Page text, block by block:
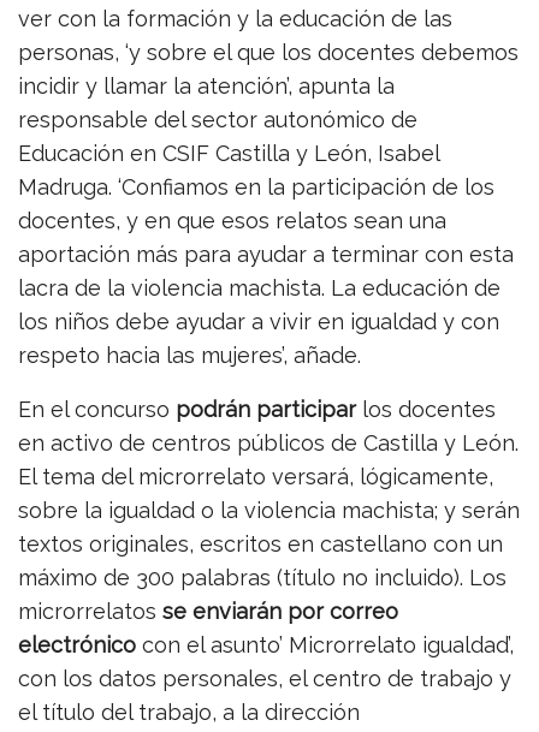
ver con la formación y la educación de las
personas, ‘y sobre el que los docentes debemos
incidir y llamar la atención’, apunta la
responsable del sector autonómico de
Educación en CSIF Castilla y León, Isabel
Madruga. ‘Confiamos en la participación de los
docentes, y en que esos relatos sean una
aportación más para ayudar a terminar con esta
lacra de la violencia machista. La educación de
los niños debe ayudar a vivir en igualdad y con
respeto hacia las mujeres’, añade.
En el concurso podrán participarlos docentes
en activo de centros públicos de Castilla y León.
El tema del microrrelato versará, lógicamente,
sobre la igualdad o la violencia machista; y serán
textos originales, escritos en castellano con un
máximo de 300 palabras (título no incluido). Los
microrrelatos se enviarán por correo
electrónico con el asunto’ Microrrelato igualdad’,
con los datos personales, el centro de trabajo y
el título del trabajo, a la dirección